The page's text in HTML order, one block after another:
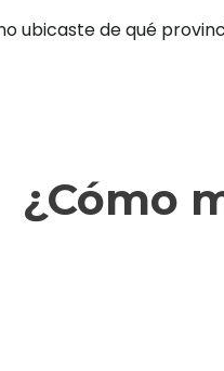
ubicaste de qué
¿Cómo